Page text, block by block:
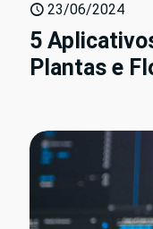
23/06/2024
5
Plantas e